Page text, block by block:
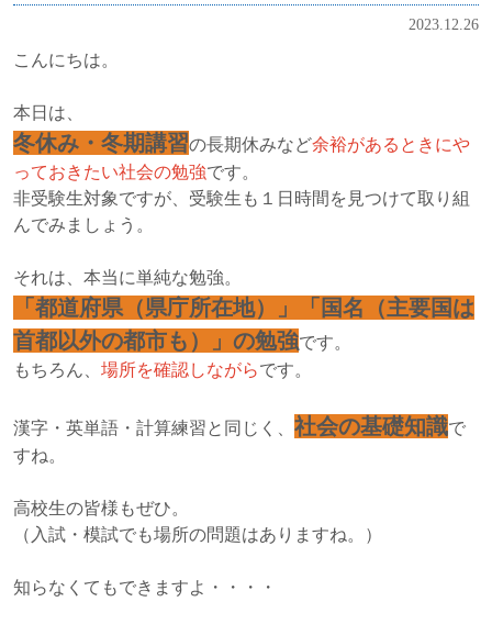
2023.12.26
こんにちは。
本日は、
冬休み・冬期講習の長期休みなど余裕があるときにや
っておきたい社会の勉強です。
非受験生対象ですが、受験生も１日時間を見つけて取り組
んでみましょう。
それは、本当に単純な勉強。
「都道府県（県庁所在地）」「国名（主要国は
首都以外の都市も）」の勉強です。
もちろん、 場所を確認しながらです。
漢字・英単語・計算練習と同じく、 社会の基礎知識で
すね。
高校生の皆様もぜひ。
（入試・模試でも場所の問題はありますね。）
知らなくてもできますよ・・・・